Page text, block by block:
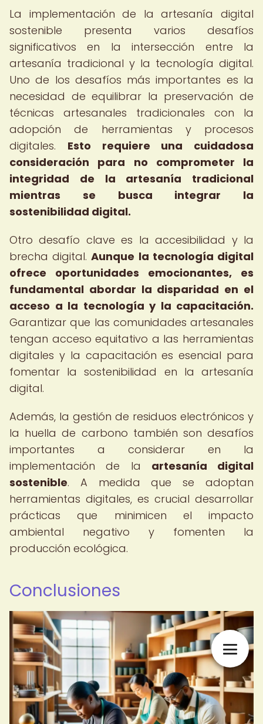
La implementación de la artesanía digital
sostenible presenta varios desafíos
significativos en la intersección entre la
artesanía tradicional y la tecnología digital.
Uno de los desafíos más importantes es la
necesidad de equilibrar la preservación de
técnicas artesanales tradicionales con la
adopción de herramientas y procesos
digitales. Esto requiere una cuidadosa
consideración para no comprometer la
integridad de la artesanía tradicional
mientras se busca integrar la
sostenibilidad digital.
Otro desafío clave es la accesibilidad y la
brecha digital.Aunque la tecnología digital
ofrece oportunidades emocionantes, es
fundamental abordar la disparidad en el
acceso a la tecnología y la capacitación.
Garantizar que las comunidades artesanales
tengan acceso equitativo a las herramientas
digitales y la capacitación es esencial para
fomentar la sostenibilidad en la artesanía
digital.
Además, la gestión de residuos electrónicos y
la huella de carbono también son desafíos
importantes a considerar en la
implementación de la artesanía digital
sostenible. A medida que se adoptan
herramientas digitales, es crucial desarrollar
prácticas que minimicen el impacto
ambiental negativo y fomenten la
producción ecológica.
Conclusiones